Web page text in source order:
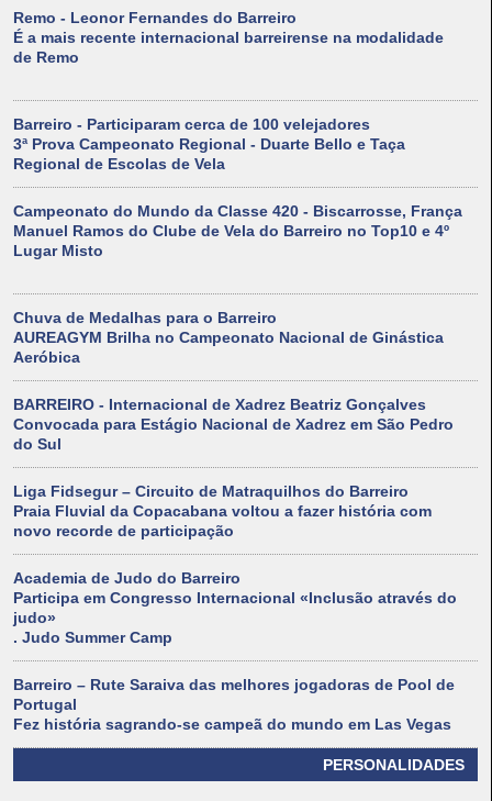
Remo - Leonor Fernandes do Barreiro
É a mais recente internacional barreirense na modalidade
de Remo
Barreiro - Participaram cerca de 100 velejadores
3ª Prova Campeonato Regional - Duarte Bello e Taça
Regional de Escolas de Vela
Campeonato do Mundo da Classe 420 - Biscarrosse, França
Manuel Ramos do Clube de Vela do Barreiro no Top10 e 4º
Lugar Misto
Chuva de Medalhas para o Barreiro
AUREAGYM Brilha no Campeonato Nacional de Ginástica
Aeróbica
BARREIRO - Internacional de Xadrez Beatriz Gonçalves
Convocada para Estágio Nacional de Xadrez em São Pedro
do Sul
Liga Fidsegur – Circuito de Matraquilhos do Barreiro
Praia Fluvial da Copacabana voltou a fazer história com
novo recorde de participação
Academia de Judo do Barreiro
Participa em Congresso Internacional «Inclusão através do
judo»
. Judo Summer Camp
Barreiro – Rute Saraiva das melhores jogadoras de Pool de
Portugal
Fez história sagrando-se campeã do mundo em Las Vegas
PERSONALIDADES